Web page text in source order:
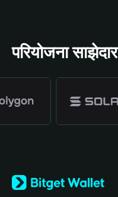
परियोजना साझेदार